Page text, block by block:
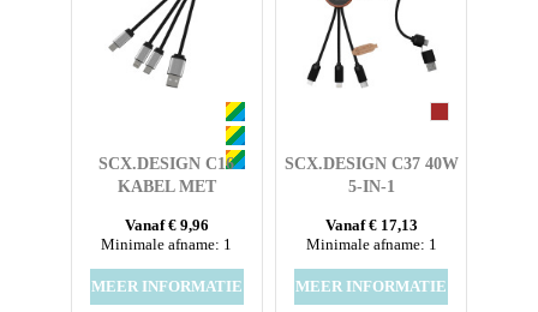
SCX.DESIGN C16
KABEL MET
Vanaf € 9,96
Minimale afname: 1
MEER INFORMATIE
SCX.DESIGN C37 40W
5-IN-1
RPET MET
OPLICHTEND LOGO
EN RONDE HOUTEN
Vanaf € 17,13
Minimale afname: 1
MEER INFORMATIE